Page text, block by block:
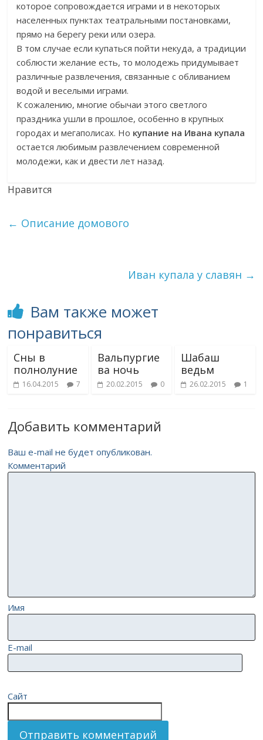
которое сопровождается играми и в некоторых
населенных пунктах театральными постановками,
прямо на берегу реки или озера.
В том случае если купаться пойти некуда, а традиции
соблюсти желание есть, то молодежь придумывает
различные развлечения, связанные с обливанием
водой и веселыми играми.
К сожалению, многие обычаи этого светлого
праздника ушли в прошлое, особенно в крупных
городах и мегаполисах. Но купание на Ивана купала
остается любимым развлечением современной
молодежи, как и двести лет назад.
Нравится
← Описание домового
Иван купала у славян →
Вам также может
понравиться
Сны в
полнолуние
16.04.2015 7
Вальпургие
ва ночь
20.02.2015 0
Шабаш
ведьм
26.02.2015 1
Добавить комментарий
Ваш e-mail не будет опубликован.
Комментарий
Имя
E-mail
Сайт